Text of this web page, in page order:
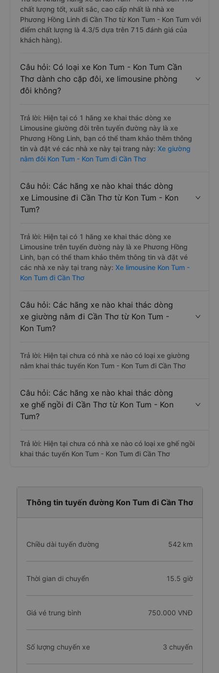
chất lượng tốt, xuất sắc, cao cấp nhất là nhà xe
Phương Hồng Linh đi Cần Thơ từ Kon Tum - Kon Tum với
điểm chất lượng là 4.3/5 dựa trên 715 đánh giá của
khách hàng).
Câu hỏi: Có loại xe Kon Tum - Kon Tum Cần
Thơ dành cho cặp đôi, xe limousine phòng
đôi không?
Trả lời: Hiện tại có 1 hãng xe khai thác dòng xe
Limousine giường đôi trên tuyến đường này là xe
Phương Hồng Linh, bạn có thể tham khảo thêm thông
tin và đặt vé các nhà xe này tại trang này: Xe giường
nằm đôi Kon Tum - Kon Tum đi Cần Thơ
Câu hỏi: Các hãng xe nào khai thác dòng
xe Limousine đi Cần Thơ từ Kon Tum - Kon
Tum?
Trả lời: Hiện tại có 1 hãng xe khai thác dòng xe
Limousine trên tuyến đường này là xe Phương Hồng
Linh, bạn có thể tham khảo thêm thông tin và đặt vé
các nhà xe này tại trang này: Xe limousine Kon Tum -
Kon Tum đi Cần Thơ
Câu hỏi: Các hãng xe nào khai thác dòng
xe giường nằm đi Cần Thơ từ Kon Tum -
Kon Tum?
Trả lời: Hiện tại chưa có nhà xe nào có loại xe giường
nằm khai thác tuyến Kon Tum - Kon Tum đi Cần Thơ
Câu hỏi: Các hãng xe nào khai thác dòng
xe ghế ngồi đi Cần Thơ từ Kon Tum - Kon
Tum?
Trả lời: Hiện tại chưa có nhà xe nào có loại xe ghế ngồi
khai thác tuyến Kon Tum - Kon Tum đi Cần Thơ
Thông tin tuyến đường Kon Tum đi Cần Thơ
Chiều dài tuyến đường 542 km
Thời gian di chuyển 15.5 giờ
Giá vé trung bình 750.000 VNĐ
Số lượng chuyến xe 3 chuyến